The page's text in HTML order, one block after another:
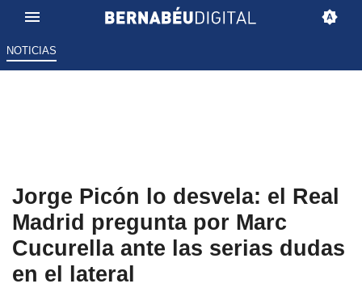
NOTICIAS
Jorge Picón lo desvela: el Real
Madrid pregunta por Marc
Cucurella ante las serias dudas
en el lateral